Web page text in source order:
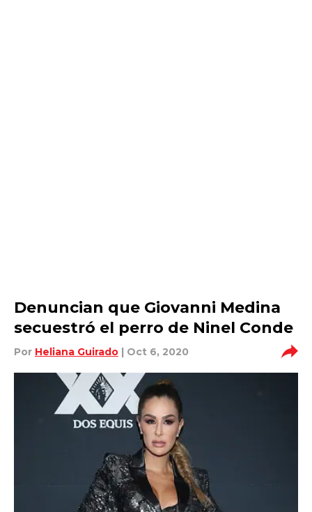
Denuncian que Giovanni Medina
secuestró el perro de Ninel Conde
Por Heliana Guirado | Oct 6, 2020